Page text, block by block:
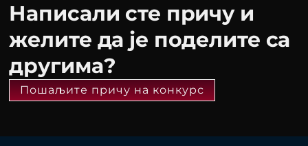
Написали сте причу и
желите да је поделите са
другима?
Пошаљите причу на конкурс